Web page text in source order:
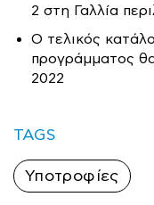
2 στη Γαλλία
O τελικός
προγράμματος
2022
TAGS
Υποτροφίες